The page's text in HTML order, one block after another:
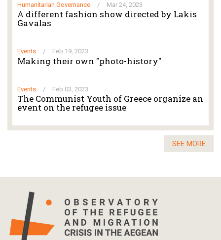
Humanitarian Governance / Mar 24, 2023
A different fashion show directed by Lakis
Gavalas
Events / Feb 19, 2023
Making their own "photo-history"
Events / Feb 03, 2023
The Communist Youth of Greece organize an
event on the refugee issue
SEE MORE